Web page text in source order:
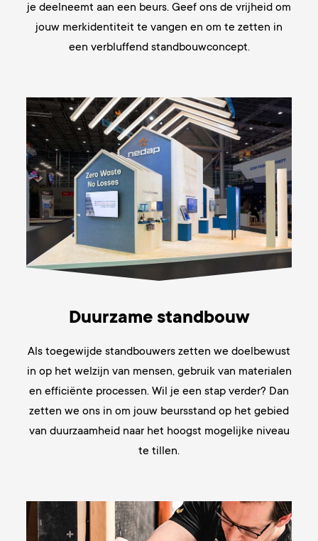
je deelneemt aan een beurs. Geef ons de vrijheid om
jouw merkidentiteit te vangen en om te zetten in
een verbluffend standbouwconcept.
Duurzame standbouw
Als toegewijde standbouwers zetten we doelbewust
in op het welzijn van mensen, gebruik van materialen
en efficiënte processen. Wil je een stap verder? Dan
zetten we ons in om jouw beursstand op het gebied
van duurzaamheid naar het hoogst mogelijke niveau
te tillen.